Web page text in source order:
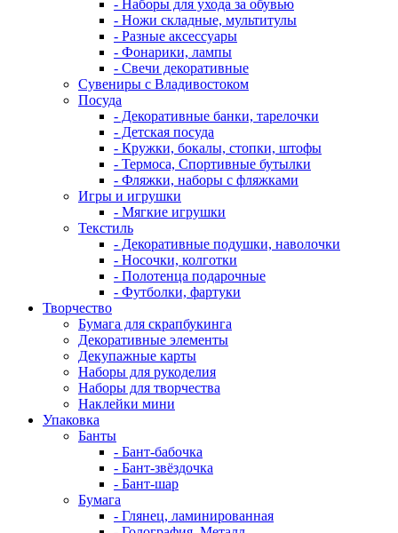
- Наборы для ухода за обувью
- Ножи складные, мультитулы
- Разные аксессуары
- Фонарики, лампы
- Свечи декоративные
Сувениры с Владивостоком
Посуда
- Декоративные банки, тарелочки
- Детская посуда
- Кружки, бокалы, стопки, штофы
- Термоса, Спортивные бутылки
- Фляжки, наборы с фляжками
Игры и игрушки
- Мягкие игрушки
Текстиль
- Декоративные подушки, наволочки
- Носочки, колготки
- Полотенца подарочные
- Футболки, фартуки
Творчество
Бумага для скрапбукинга
Декоративные элементы
Декупажные карты
Наборы для рукоделия
Наборы для творчества
Наклейки мини
Упаковка
Банты
- Бант-бабочка
- Бант-звёздочка
- Бант-шар
Бумага
- Глянец, ламинированная